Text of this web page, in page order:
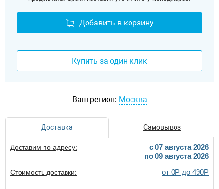
Добавить в корзину
Купить за один клик
Ваш регион: Москва
Доставка Самовывоз
Доставим по адресу:
c 07 августа 2026
по 09 августа 2026
Стоимость доставки: от 0Р до 490Р